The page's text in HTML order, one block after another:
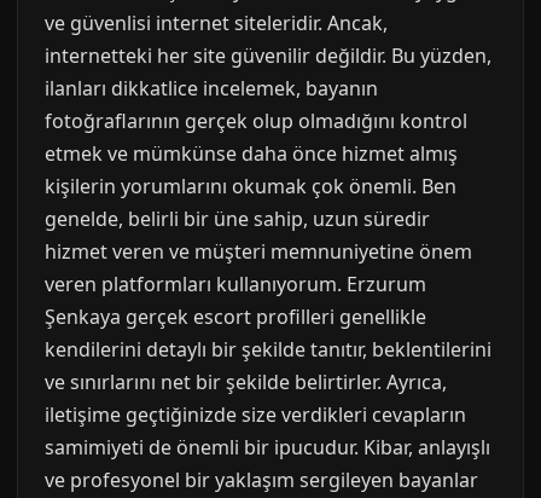
ve güvenlisi internet siteleridir. Ancak,
internetteki her site güvenilir değildir. Bu yüzden,
ilanları dikkatlice incelemek, bayanın
fotoğraflarının gerçek olup olmadığını kontrol
etmek ve mümkünse daha önce hizmet almış
kişilerin yorumlarını okumak çok önemli. Ben
genelde, belirli bir üne sahip, uzun süredir
hizmet veren ve müşteri memnuniyetine önem
veren platformları kullanıyorum. Erzurum
Şenkaya gerçek escort profilleri genellikle
kendilerini detaylı bir şekilde tanıtır, beklentilerini
ve sınırlarını net bir şekilde belirtirler. Ayrıca,
iletişime geçtiğinizde size verdikleri cevapların
samimiyeti de önemli bir ipucudur. Kibar, anlayışlı
ve profesyonel bir yaklaşım sergileyen bayanlar